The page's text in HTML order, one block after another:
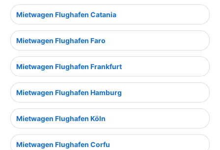
Mietwagen Flughafen Catania
Mietwagen Flughafen Faro
Mietwagen Flughafen Frankfurt
Mietwagen Flughafen Hamburg
Mietwagen Flughafen Köln
Mietwagen Flughafen Corfu